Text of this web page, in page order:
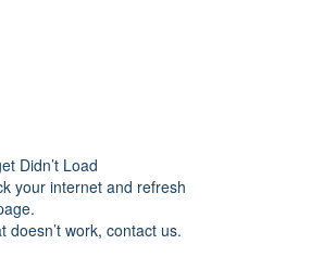
Didn’t Load
your internet and refresh
doesn’t work, contact us.